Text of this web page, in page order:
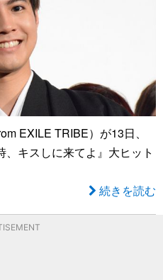
EXILE TRIBE）が13日、
キスしに来てよ』大ヒット
続きを読む